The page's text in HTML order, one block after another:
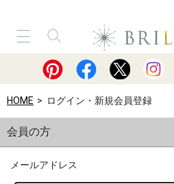
サービス ショッピング
HOME ログイン・新規会員登録
会員の方
メールアドレス